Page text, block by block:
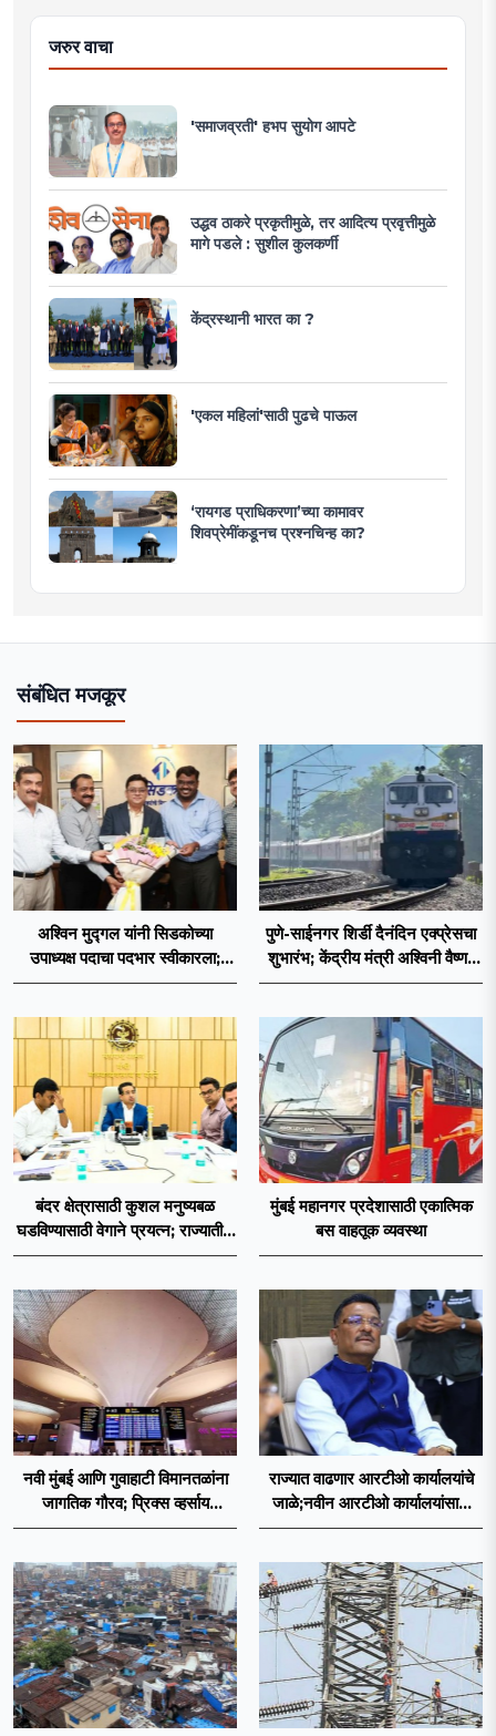
जरुर वाचा
'समाजव्रती' हभप सुयोग आपटे
उद्धव ठाकरे प्रकृतीमुळे, तर आदित्य प्रवृत्तीमुळे
मागे पडले : सुशील कुलकर्णी
केंद्रस्थानी भारत का ?
'एकल महिलां'साठी पुढचे पाऊल
‘रायगड प्राधिकरणा’च्या कामावर
शिवप्रेमींकडूनच प्रश्नचिन्ह का?
संबंधित मजकूर
अश्विन मुद्गल यांनी सिडकोच्या
उपाध्यक्ष पदाचा पदभार स्वीकारला;
प्रकल्प वेळेत पूर्ण करण्यास प्राधान्य
पुणे-साईनगर शिर्डी दैनंदिन एक्प्रेसचा
शुभारंभ; केंद्रीय मंत्री अश्विनी वैष्णव
दाखवणार हिरवा झेंडा
बंदर क्षेत्रासाठी कुशल मनुष्यबळ
घडविण्यासाठी वेगाने प्रयत्न; राज्यातील
सहा आयटीआयमध्ये विशेष अभ्यासक्रम
मुंबई महानगर प्रदेशासाठी एकात्मिक
बस वाहतूक व्यवस्था
नवी मुंबई आणि गुवाहाटी विमानतळांना
जागतिक गौरव; प्रिक्स व्हर्साय
२०२६च्या यादीत स्थान
राज्यात वाढणार आरटीओ कार्यालयांचे
जाळे;नवीन आरटीओ कार्यालयांसाठी
निकष निश्चित